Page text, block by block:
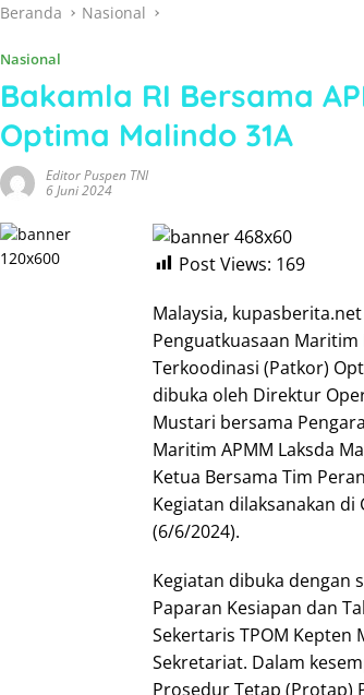
Beranda Nasional
Nasional
Bakamla RI Bersama
Optima Malindo 31A
Editor Puspen TNI
6 Juni 2024
Post Views: 169
Malaysia,
Penguatkuasaan Maritim
Terkoodinasi (Patkor)
dibuka oleh Direktur
Mustari bersama
Maritim APMM Laksda
Ketua Bersama Tim
Kegiatan dilaksanakan di
(6/6/2024).
Kegiatan dibuka dengan
Paparan Kesiapan dan
Sekertaris TPOM Kepten
Sekretariat. Dalam
Prosedur Tetap (Protap)